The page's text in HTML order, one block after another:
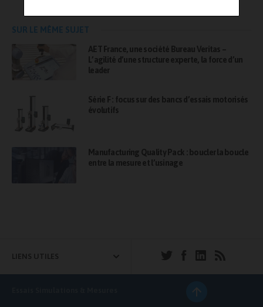
SUR LE MÊME SUJET
AET France, une société Bureau Veritas –
L’agilité d’une structure experte, la force d’un
leader
Série F : focus sur des bancs d’essais motorisés
évolutifs
Manufacturing Quality Pack : boucler la boucle
entre la mesure et l’usinage
LIENS UTILES